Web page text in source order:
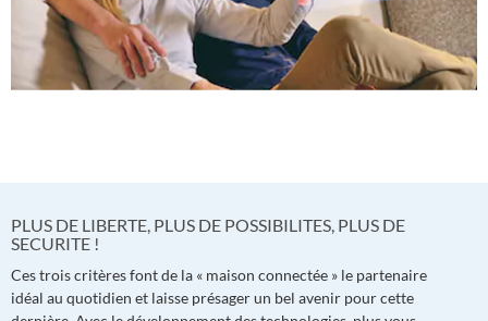
PLUS DE LIBERTE, PLUS DE POSSIBILITES, PLUS DE
SECURITE !
Ces trois critères font de la « maison connectée » le partenaire
idéal au quotidien et laisse présager un bel avenir pour cette